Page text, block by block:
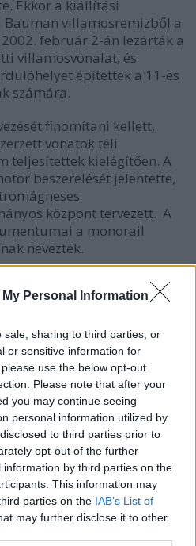
Personal Information
sale, sharing to third parties, or
or sensitive information for
use the below opt-out
Please note that after your
you may continue seeing
personal information utilized by
to third parties prior to
opt-out of the further
by third parties on the
This information may
parties on the IAB’s List of
may further disclose it to other
Ekkor a kiállítási
Bauman villamosremizből a
február 2-án lezárták a
villamosvonalat, és
építettek a 11-es
számára.
finomítani kellett,
vonatok téli
teljesítettek kielégítően. A
beszerelését jelentette,
központ tervezett. A
a monorail
nevezték.
el, a két szint között
lift biztosította a
közül öt „sziget” elven
volt, és a vonatok a
megközelíthetők voltak. Az
állomásazonban osztott
hogy a vonatok az egyik
megközelíthetők lettek
a vonatok csak az egyik
őket.
közben (kép forrása: